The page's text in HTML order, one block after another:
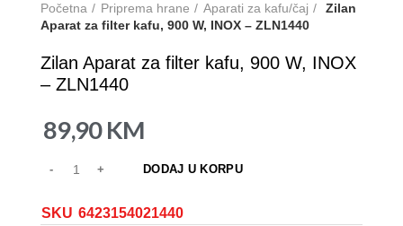
Početna Priprema hrane Aparati za kafu/čaj
Zilan
Aparat za filter kafu, 900 W, INOX – ZLN1440
Zilan Aparat za filter kafu, 900 W, INOX
– ZLN1440
89,90KM
DODAJ U KORPU
SKU 6423154021440